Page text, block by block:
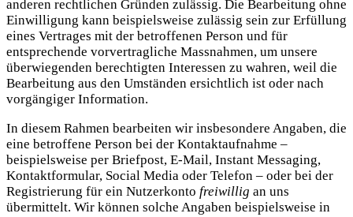
anderen rechtlichen Gründen zulässig. Die Bearbeitung ohne
Einwilligung kann beispielsweise zulässig sein zur Erfüllung
eines Vertrages mit der betroffenen Person und für
entsprechende vorvertragliche Massnahmen, um unsere
überwiegenden berechtigten Interessen zu wahren, weil die
Bearbeitung aus den Umständen ersichtlich ist oder nach
vorgängiger Information.
In diesem Rahmen bearbeiten wir insbesondere Angaben, die
eine betroffene Person bei der Kontaktaufnahme –
beispielsweise per Briefpost, E-Mail, Instant Messaging,
Kontaktformular, Social Media oder Telefon – oder bei der
Registrierung für ein Nutzerkonto freiwillig an uns
übermittelt. Wir können solche Angaben beispielsweise in